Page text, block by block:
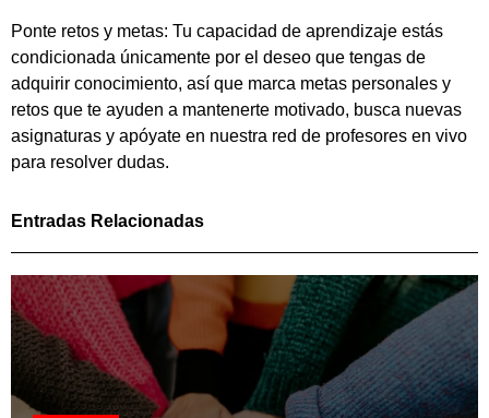
Ponte retos y metas: Tu capacidad de aprendizaje estás
condicionada únicamente por el deseo que tengas de
adquirir conocimiento, así que marca metas personales y
retos que te ayuden a mantenerte motivado, busca nuevas
asignaturas y apóyate en nuestra red de profesores en vivo
para resolver dudas.
Entradas Relacionadas